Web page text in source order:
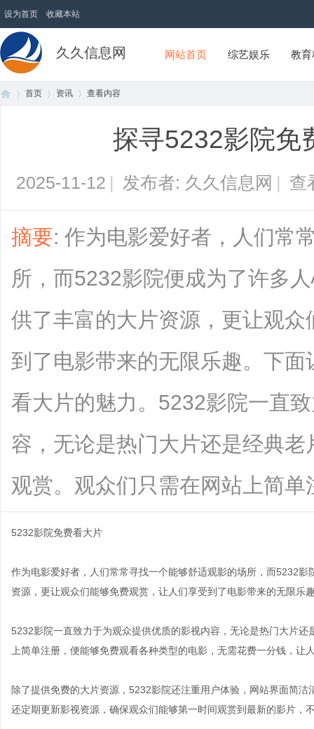
设为首页 收藏本站
久久信息网 网站首页 综艺娱乐 教
首页 资讯 查看内容
探寻5232影院免
2025-11-12 | 发布者: 久久信息网 | 查
摘要: 作为电影爱好者，人们常
所，而5232影院便成为了许多
供了丰富的大片资源，更让观
到了电影带来的无限乐趣。下
看大片的魅力。5232影院一直
容，无论是热门大片还是经典
观赏。观众们只需在网站上简单
5232影院免费看大片
作为电影爱好者，人们常常寻找一个能够舒适观影的场所，而5232
资源，更让观众们能够免费观赏，让人们享受到了电影带来的无限乐
5232影院一直致力于为观众提供优质的影视内容，无论是热门大片
上简单注册，便能够免费观看各种类型的电影，无需花费一分钱，让
除了提供免费的大片资源，5232影院还注重用户体验，网站界面简
还定期更新影视资源，确保观众们能够第一时间观赏到最新的影片，